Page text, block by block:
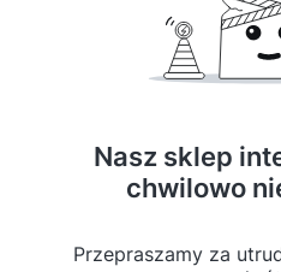
Nasz sklep
chwilowo
Przepraszamy za